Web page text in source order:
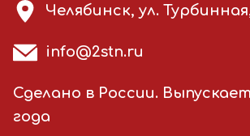
Челябинск, ул.
info@2stn.ru
Сделано в России.
года